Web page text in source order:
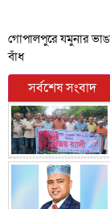
গোপালপুরে যমুনার
বাঁধ
সর্বশেষ সংবাদ